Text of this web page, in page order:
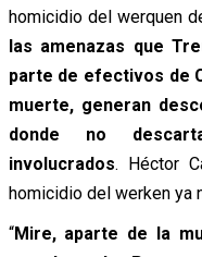
homicidio del werquen
las amenazas que
parte de efectivos de
muerte, generan
donde no
involucrados. Héctor
homicidio del werken ya
“Mire, aparte de la